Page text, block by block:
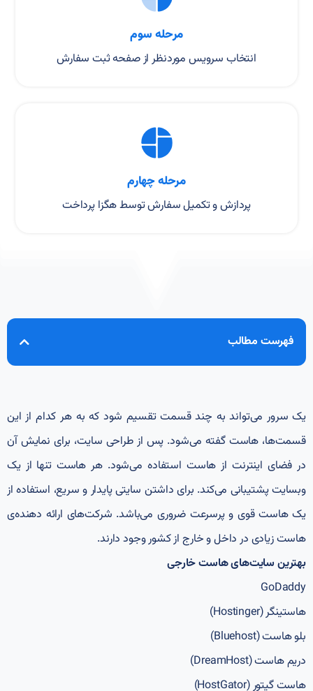
مرحله سوم
انتخاب سرویس موردنظر از صفحه ثبت سفارش
مرحله چهارم
پردازش و تکمیل سفارش توسط هگزا پرداخت
فهرست مطالب
یک سرور می‌تواند به چند قسمت تقسیم شود که به هر کدام از این
قسمت‌ها، هاست گفته می‌شود. پس از طراحی سایت، برای نمایش آن
در فضای اینترنت از هاست استفاده می‌شود. هر هاست تنها از یک
وبسایت پشتیبانی می‌کند. برای داشتن سایتی پایدار و سریع، استفاده از
یک هاست قوی و پرسرعت ضروری می‌باشد. شرکت‌های ارائه دهنده‌ی
هاست زیادی در داخل و خارج از کشور وجود دارند.
بهترین سایت‌های هاست خارجی
GoDaddy
هاستینگر (Hostinger)
بلو هاست (Bluehost)
دریم هاست (DreamHost)
هاست گیتور (HostGator)